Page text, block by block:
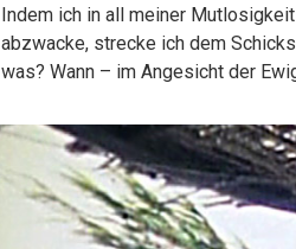
Indem ich in all meiner
abzwacke, strecke ich dem
was? Wann – im Angesicht der